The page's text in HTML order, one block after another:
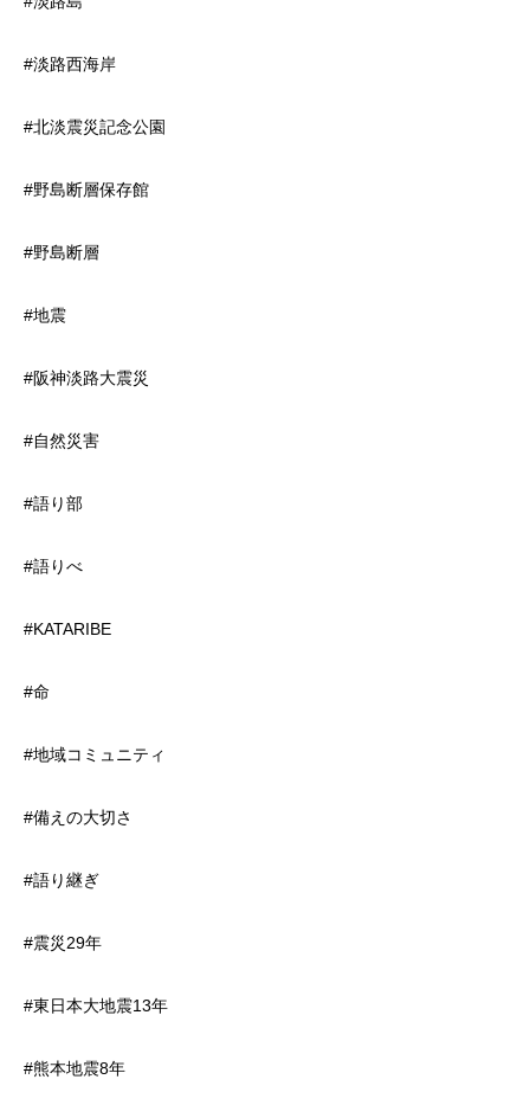
#淡路西海岸
#北淡震災記念公園
#野島断層保存館
#野島断層
#地震
#阪神淡路大震災
#自然災害
#語り部
#語りべ
#KATARIBE
#命
#地域コミュニティ
#備えの大切さ
#語り継ぎ
#震災29年
#東日本大地震13年
#熊本地震8年